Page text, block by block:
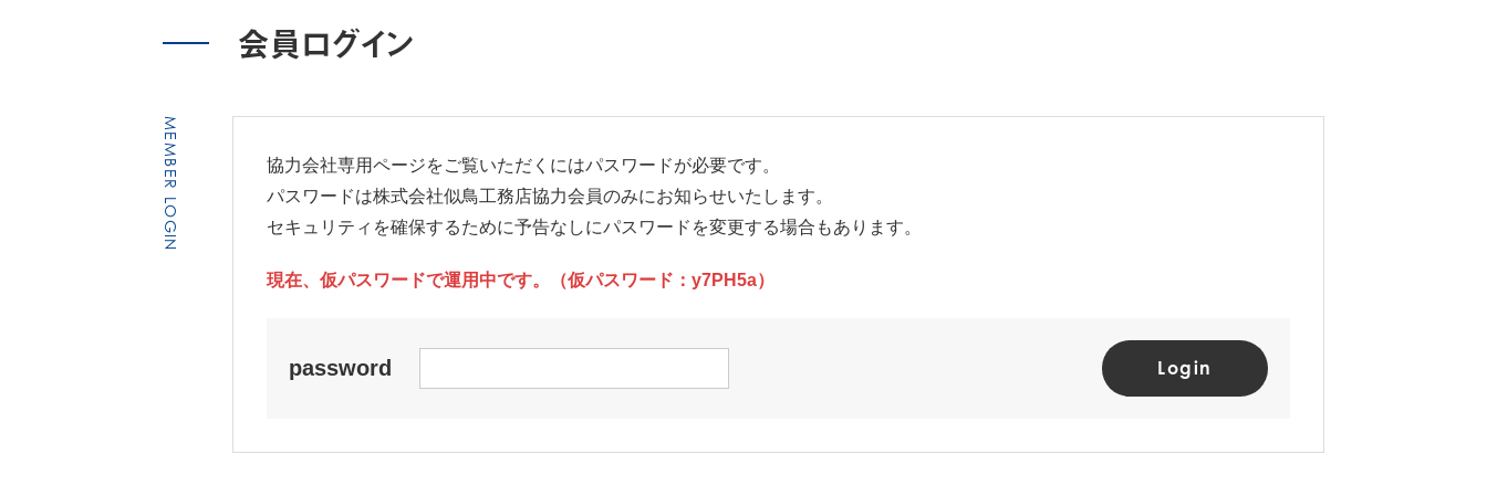
会員ログイン
MEMBER LOGIN
協力会社専用ページをご覧いただくにはパスワードが必要です。
パスワードは株式会社似鳥工務店協力会員のみにお知らせいたします。
セキュリティを確保するために予告なしにパスワードを変更する場合もあります。
現在、仮パスワードで運用中です。（仮パスワード：y7PH5a）
password